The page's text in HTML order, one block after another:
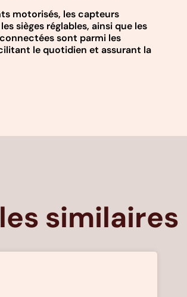
motorisés, les capteurs
sièges réglables, ainsi que les
sont parmi les
le quotidien et assurant la
similaires